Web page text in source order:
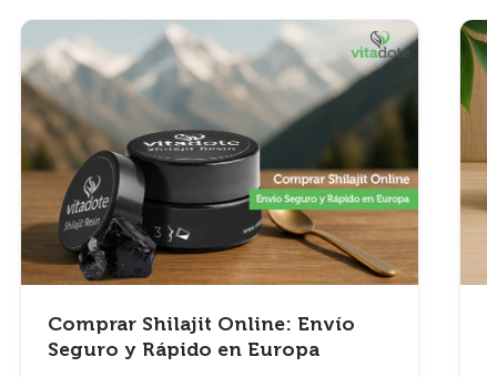
Comprar Shilajit Online: Envío
Seguro y Rápido en Europa